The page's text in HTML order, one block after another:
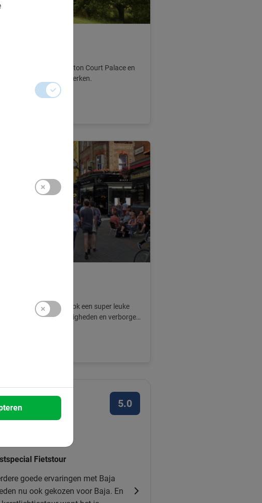
terrein van Hampton Court Palace en
door verschillende tijdperken.
Londen hebben we ook een super leuke
de leuke bezienswaardigheden en verborgen
5.0
Fietstour
goede ervaringen met Baja
nu ook gekozen voor Baja. En